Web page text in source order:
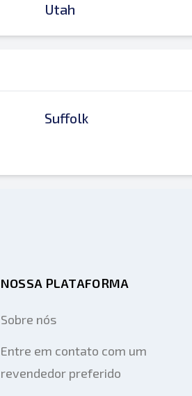
Utah
Suffolk
NOSSA PLATAFORMA
Sobre nós
Entre em contato com um
revendedor preferido